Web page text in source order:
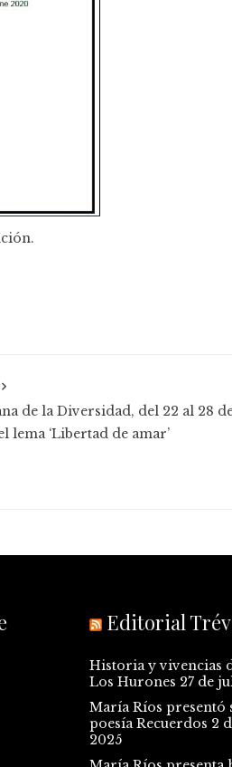
de la Diversidad, del 22 al 28
lema ‘Libertad de amar’
Editorial
Historia y vivencias
Los Hurones 27 de
María Ríos presentó
poesía Recuerdos 2
2025